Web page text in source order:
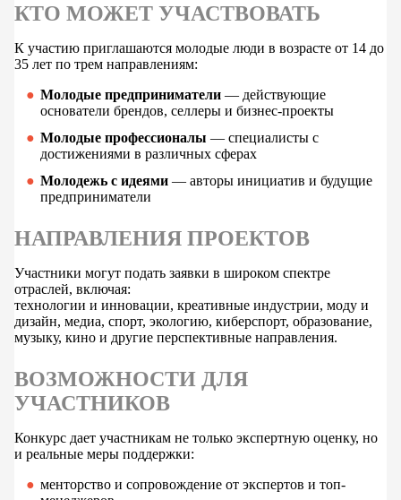
КТО МОЖЕТ УЧАСТВОВАТЬ
К участию приглашаются молодые люди в возрасте от 14 до
35 лет по трем направлениям:
Молодые предприниматели— действующие
основатели брендов, селлеры и бизнес-проекты
Молодые профессионалы — специалисты с
достижениями в различных сферах
Молодежь с идеями— авторы инициатив и будущие
предприниматели
НАПРАВЛЕНИЯ ПРОЕКТОВ
Участники могут подать заявки в широком спектре
отраслей, включая:
технологии и инновации, креативные индустрии, моду и
дизайн, медиа, спорт, экологию, киберспорт, образование,
музыку, кино и другие перспективные направления.
ВОЗМОЖНОСТИ ДЛЯ
УЧАСТНИКОВ
Конкурс дает участникам не только экспертную оценку, но
и реальные меры поддержки:
менторство и сопровождение от экспертов и топ-